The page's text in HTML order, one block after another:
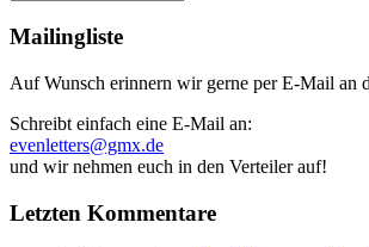
Mailingliste
Auf Wunsch erinnern wir gerne per E-Mail an
Schreibt einfach eine E-Mail an:
evenletters@gmx.de
und wir nehmen euch in den Verteiler auf!
Letzten Kommentare